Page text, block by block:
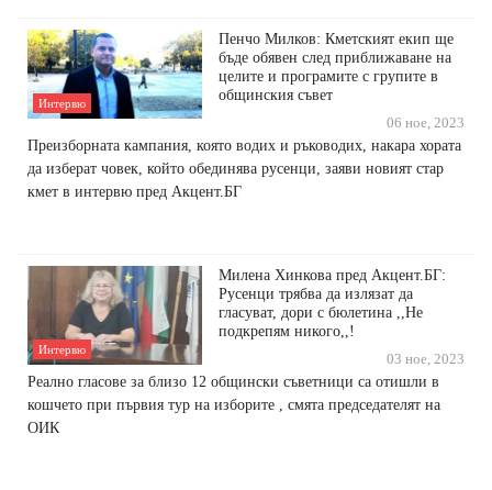
Интервю
Пенчо Милков: Кметският екип ще
бъде обявен след приближаване на
целите и програмите с групите в
общинския съвет
06 ное, 2023
Преизборната кампания, която водих и ръководих, накара хората
да изберат човек, който обединява русенци, заяви новият стар
кмет в интервю пред Акцент.БГ
Интервю
Милена Хинкова пред Акцент.БГ:
Русенци трябва да излязат да
гласуват, дори с бюлетина ,,Не
подкрепям никого,,!
03 ное, 2023
Реално гласове за близо 12 общински съветници са отишли в
кошчето при първия тур на изборите , смята председателят на
ОИК